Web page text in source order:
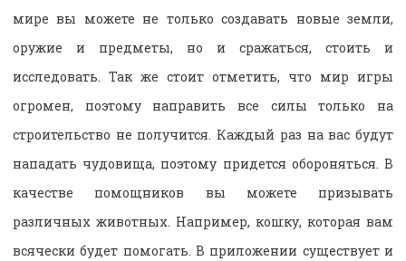
мире вы можете не только создавать новые земли,
оружие и предметы, но и сражаться, стоить и
исследовать. Так же стоит отметить, что мир игры
огромен, поэтому направить все силы только на
строительство не получится. Каждый раз на вас будут
нападать чудовища, поэтому придется обороняться. В
качестве помощников вы можете призывать
различных животных. Например, кошку, которая вам
всячески будет помогать. В приложении существует и